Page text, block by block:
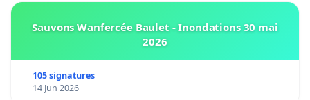
Sauvons Wanfercée Baulet - Inondations 30 mai
2026
105 signatures
14 Jun 2026